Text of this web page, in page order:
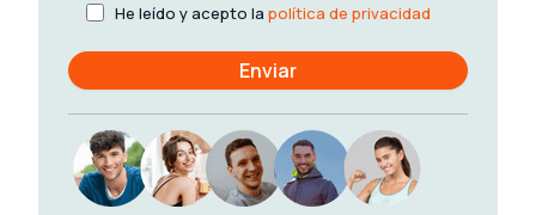
He leído y acepto la política de privacidad